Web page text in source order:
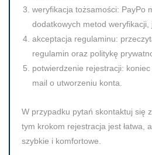
weryfikacja tożsamości: PayPo
dodatkowych metod weryfikacji,
akceptacja regulaminu:
regulamin oraz politykę
potwierdzenie rejestracji:
mail o utworzeniu konta.
W przypadku pytań skontaktuj się
tym krokom rejestracja jest łatwa,
szybkie i komfortowe.